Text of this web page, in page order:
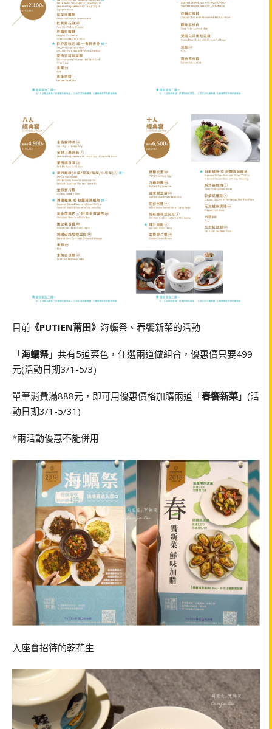
目前 《PUTIEN莆田》 海蠣祭、春饗新菜的活動
「海蠣祭 」共有5道菜色，任選兩道做組合，優惠價只要499
元(活動日期3/1-5/3)
單筆消費滿888元，即可用優惠價格加購兩道「春饗新菜 」(活
動日期3/1-5/31)
*兩活動優惠不能併用
入座會招待的乾花生